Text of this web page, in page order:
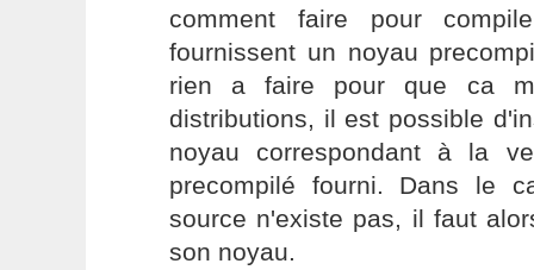
comment faire pour
fournissent un noyau
rien a faire pour que ca
distributions, il est possible
noyau correspondant à la
precompilé fourni. Dans le
source n'existe pas, il faut
son noyau.